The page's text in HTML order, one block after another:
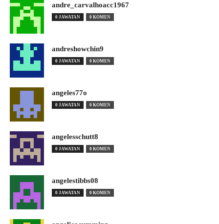
andre_carvalhoacc1967
0 JAWATAN 0 KOMEN
andreshowchin9
0 JAWATAN 0 KOMEN
angeles77o
0 JAWATAN 0 KOMEN
angelesschutt8
0 JAWATAN 0 KOMEN
angelestibbs08
0 JAWATAN 0 KOMEN